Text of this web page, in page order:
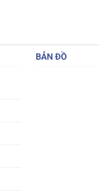
BẢN ĐỒ